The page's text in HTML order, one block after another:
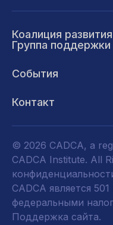
Коалиция развития
Группа поддержки
События
Контакт
© 2026 CADCA, a
CADCA Institute. All
CADCA является
федеральными
Поддержка сайта.